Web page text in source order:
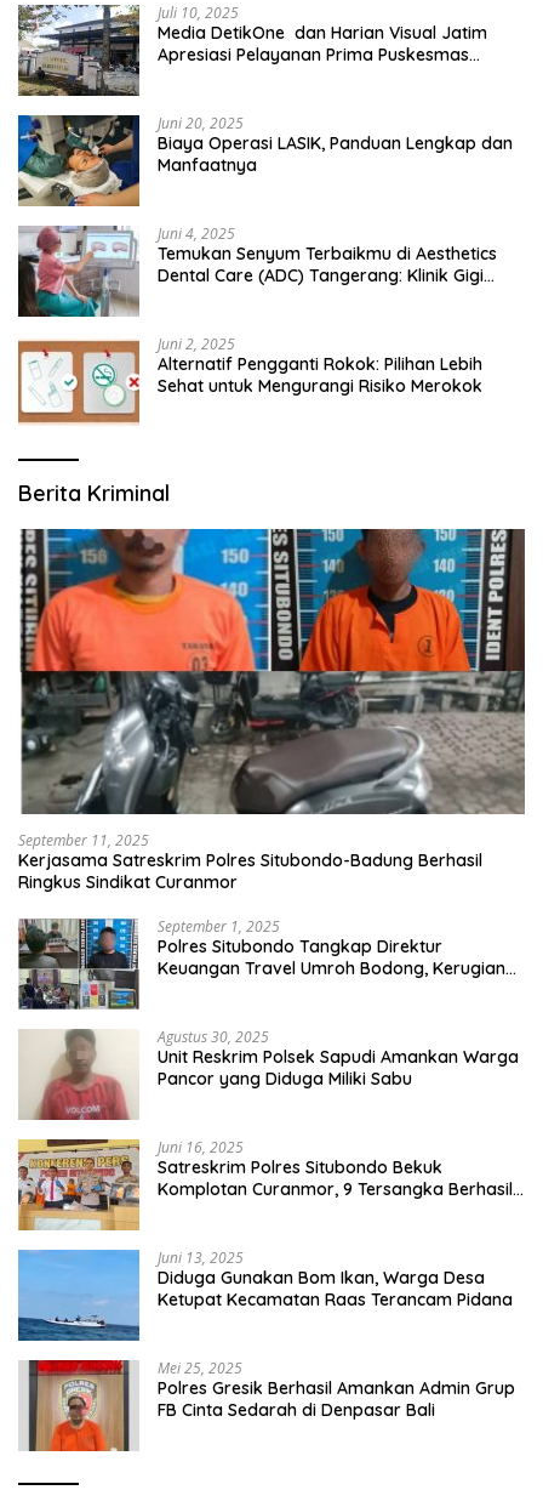
Juli 10, 2025
Media DetikOne dan Harian Visual Jatim
Apresiasi Pelayanan Prima Puskesmas
Juni 20, 2025
Biaya Operasi LASIK, Panduan Lengkap dan
Manfaatnya
Juni 4, 2025
Temukan Senyum Terbaikmu di Aesthetics
Dental Care (ADC) Tangerang: Klinik Gigi
Juni 2, 2025
Alternatif Pengganti Rokok: Pilihan Lebih
Sehat untuk Mengurangi Risiko Merokok
Berita Kriminal
September 11, 2025
Kerjasama Satreskrim Polres Situbondo-Badung Berhasil
Ringkus Sindikat Curanmor
September 1, 2025
Polres Situbondo Tangkap Direktur
Keuangan Travel Umroh Bodong, Kerugian
Agustus 30, 2025
Unit Reskrim Polsek Sapudi Amankan Warga
Pancor yang Diduga Miliki Sabu
Juni 16, 2025
Satreskrim Polres Situbondo Bekuk
Komplotan Curanmor, 9 Tersangka Berhasil
Juni 13, 2025
Diduga Gunakan Bom Ikan, Warga Desa
Ketupat Kecamatan Raas Terancam Pidana
Mei 25, 2025
Polres Gresik Berhasil Amankan Admin Grup
FB Cinta Sedarah di Denpasar Bali